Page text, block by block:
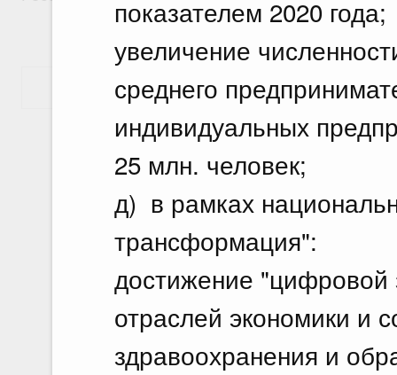
показателем 2020 года;
увеличение
среднего
индивидуальных
25 млн. человек;
д) в рамках
трансформация":
достижение "цифровой
отраслей экономики и
здравоохранения и
Показать еще